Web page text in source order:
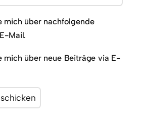
mich über nachfolgende
Mail.
mich über neue Beiträge via E-